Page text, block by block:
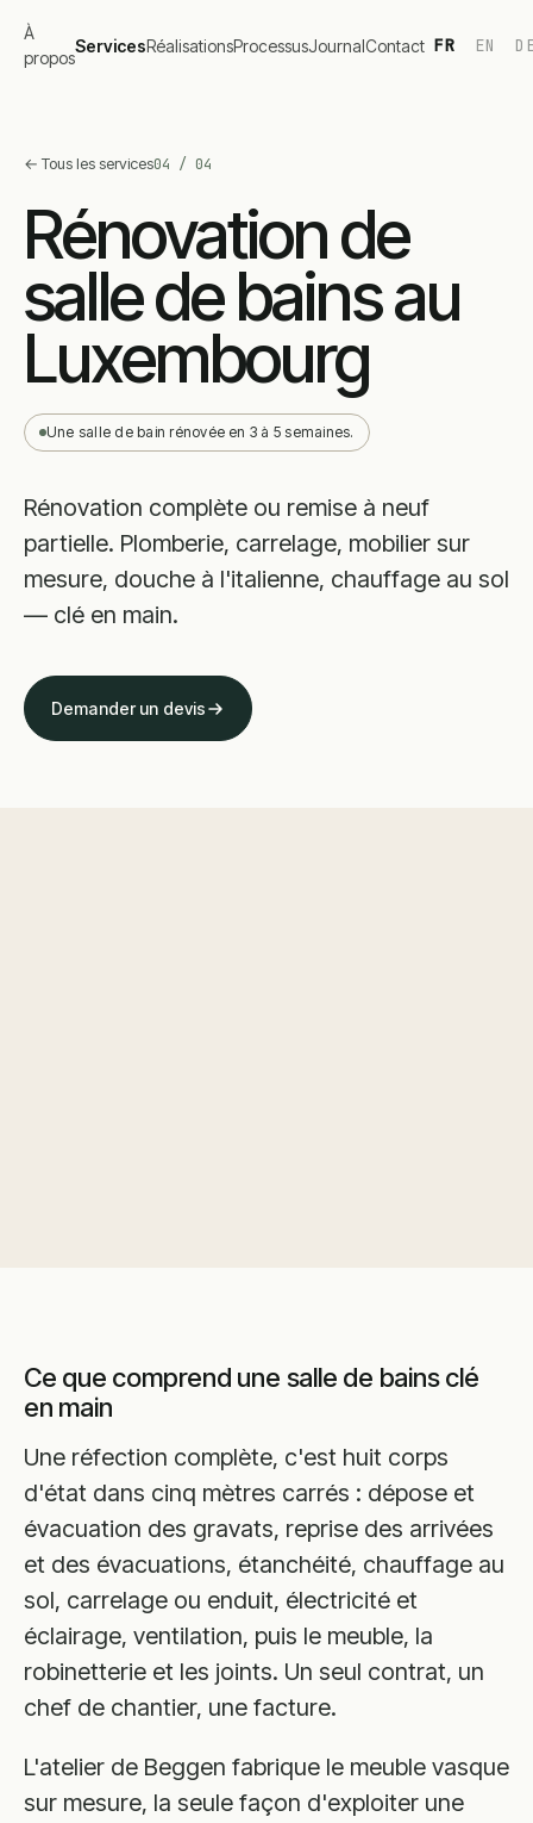
À
propos
ServicesRéalisationsProcessusJournalContact FR EN
← Tous les services04 / 04
Rénovation de
salle de bains au
Luxembourg
Une salle de bain rénovée en 3 à 5 semaines.
Rénovation complète ou remise à neuf
partielle. Plomberie, carrelage, mobilier sur
mesure, douche à l'italienne, chauffage au sol
— clé en main.
Demander un devis
Ce que comprend une salle de bains clé
en main
Une réfection complète, c'est huit corps
d'état dans cinq mètres carrés : dépose et
évacuation des gravats, reprise des arrivées
et des évacuations, étanchéité, chauffage au
sol, carrelage ou enduit, électricité et
éclairage, ventilation, puis le meuble, la
robinetterie et les joints. Un seul contrat, un
chef de chantier, une facture.
L'atelier de Beggen fabrique le meuble vasque
sur mesure, la seule façon d'exploiter une